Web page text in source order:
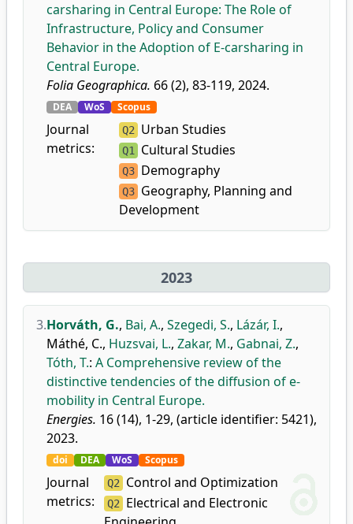
carsharing in Central Europe: The Role of
Infrastructure, Policy and Consumer
Behavior in the Adoption of E-carsharing in
Central Europe.
Folia Geographica. 66 (2), 83-119, 2024.
DEA WoS Scopus
Journal
metrics:
Q2 Urban Studies
Q1 Cultural Studies
Q3 Demography
Q3 Geography, Planning and
Development
2023
3.Horváth, G., Bai, A., Szegedi, S., Lázár, I.,
Máthé, C., Huzsvai, L., Zakar, M., Gabnai, Z.,
Tóth, T.: A Comprehensive review of the
distinctive tendencies of the diffusion of e-
mobility in Central Europe.
Energies. 16 (14), 1-29, (article identifier: 5421),
2023.
doi DEA WoS Scopus
Journal
metrics:
Q2 Control and Optimization
Q2
Electrical and Electronic